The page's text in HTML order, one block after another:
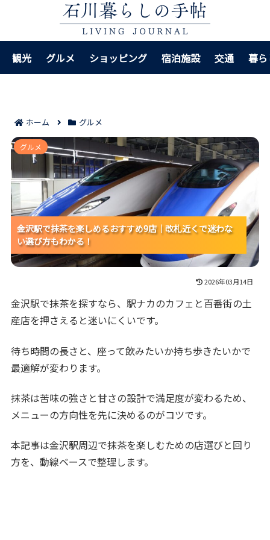
観光 グルメ ショッピング 宿泊施設 交通 暮
ホーム グルメ
金沢駅で抹茶を楽しめるおすすめ9店｜改札近くで迷わ
ない選び方もわかる！
金沢駅で抹茶を楽しめるおすすめ9店｜改札近くで迷わな
い選び方もわかる！
金沢駅で抹茶を楽しめるおすすめ9店｜改札近くで迷わな
い選び方もわかる！
金沢駅で抹茶を楽しめるおすすめ9店｜改札近くで迷わな
い選び方もわかる！
グルメ
2026年03月14日
金沢駅で抹茶を探すなら、駅ナカのカフェと百番街の土
産店を押さえると迷いにくいです。
待ち時間の長さと、座って飲みたいか持ち歩きたいかで
最適解が変わります。
抹茶は苦味の強さと甘さの設計で満足度が変わるため、
メニューの方向性を先に決めるのがコツです。
本記事は金沢駅周辺で抹茶を楽しむための店選びと回り
方を、動線ベースで整理します。